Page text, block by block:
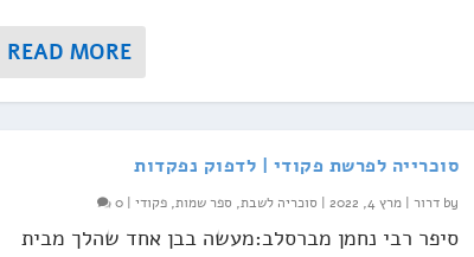
READ MORE
סוכרייה לפרשת פקודי | לדפוק נפקדות
by דרור| מרץ 4, 2022 | סוכריה לשבת, ספר שמות, פקודי|
0
סיפר רבי נחמן מברסלב:מעשה בבן אחד שהלך מבית